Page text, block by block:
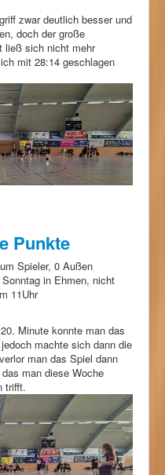
zwar deutlich besser und
doch der große
ließ sich nicht mehr
mit 28:14 geschlagen
Punkte
Spieler, 0 Außen
in Ehmen, nicht
11Uhr
Minute konnte man das
machte sich dann die
man das Spiel dann
man diese Woche
trifft.